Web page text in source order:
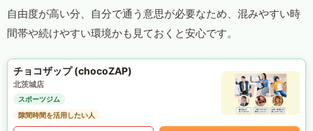
自由度が高い分、自分で通う意思が必要なため、混みやすい時
間帯や続けやすい環境かも見ておくと安心です。
チョコザップ (chocoZAP)
北茨城店
スポーツジム
隙間時間を活用したい人